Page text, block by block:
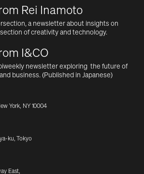
Rei Inamoto
a newsletter about insights on
of creativity and technology.
I&CO
newsletter exploring  the future of
business. (Published in Japanese)
York, NY 10004
ku, Tokyo
East,